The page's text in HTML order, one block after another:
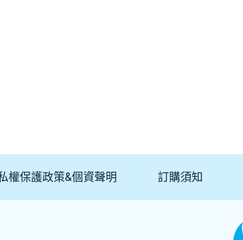
權保護政策&個資聲明 訂購須知